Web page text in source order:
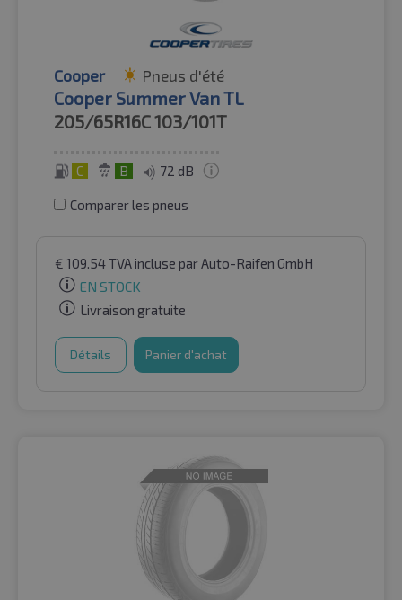
Cooper Pneus d'été
Cooper Summer Van TL
205/65R16C103/101T
C B 72 dB
Comparer les pneus
€ 109.54TVA incluse par Auto-Raifen GmbH
EN STOCK
Livraison gratuite
Détails Panier d'achat